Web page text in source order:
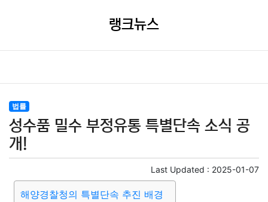
랭크뉴스
법률
성수품 밀수 부정유통 특별단속 소식 공
개!
Last Updated : 2025-01-07
해양경찰청의 특별단속 추진 배경